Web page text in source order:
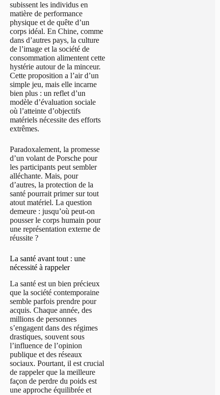
subissent les individus en
matière de performance
physique et de quête d’un
corps idéal. En Chine, comme
dans d’autres pays, la culture
de l’image et la société de
consommation alimentent cette
hystérie autour de la minceur.
Cette proposition a l’air d’un
simple jeu, mais elle incarne
bien plus : un reflet d’un
modèle d’évaluation sociale
où l’atteinte d’objectifs
matériels nécessite des efforts
extrêmes.
Paradoxalement, la promesse
d’un volant de Porsche pour
les participants peut sembler
alléchante. Mais, pour
d’autres, la protection de la
santé pourrait primer sur tout
atout matériel. La question
demeure : jusqu’où peut-on
pousser le corps humain pour
une représentation externe de
réussite ?
La santé avant tout : une
nécessité à rappeler
La santé est un bien précieux
que la société contemporaine
semble parfois prendre pour
acquis. Chaque année, des
millions de personnes
s’engagent dans des régimes
drastiques, souvent sous
l’influence de l’opinion
publique et des réseaux
sociaux. Pourtant, il est crucial
de rappeler que la meilleure
façon de perdre du poids est
une approche équilibrée et